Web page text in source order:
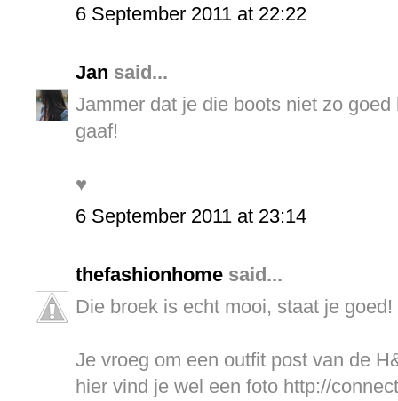
6 September 2011 at 22:22
Jan said...
Jammer dat je die boots niet zo
gaaf!
♥
6 September 2011 at 23:14
thefashionhome said...
Die broek is echt mooi, staat je goed!
Je vroeg om een outfit post van de
hier vind je wel een foto http://